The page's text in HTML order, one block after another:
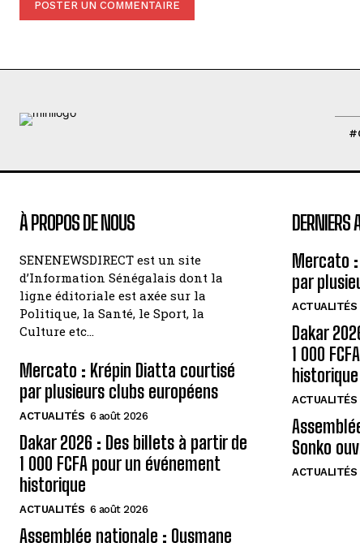
À PROPOS DE NOUS
SENENEWSDIRECT est un site
d’Information Sénégalais dont la
ligne éditoriale est axée sur la
Politique, la Santé, le Sport, la
Culture etc…
Mercato : Krépin Diatta courtisé
par plusieurs clubs européens
ACTUALITÉS 6 août 2026
Dakar 2026 : Des billets à partir de
1 000 FCFA pour un événement
historique
ACTUALITÉS 6 août 2026
Assemblée nationale : Ousmane
DERNIERS
Mercato
par
ACTUALITÉS
Dakar
1 000
historique
ACTUALITÉS
Sonko
ACTUALITÉS